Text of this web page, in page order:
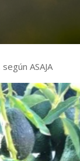
ASAJA